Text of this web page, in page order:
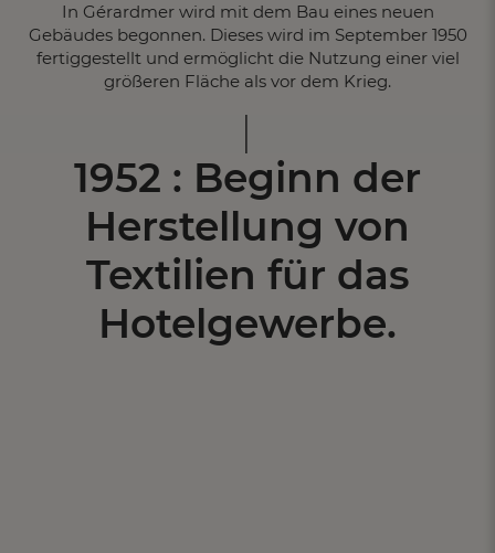
In Gérardmer wird mit dem Bau eines neuen
Gebäudes begonnen. Dieses wird im September 1950
fertiggestellt und ermöglicht die Nutzung einer viel
größeren Fläche als vor dem Krieg.
1952 : Beginn der
Herstellung von
Textilien für das
Hotelgewerbe.